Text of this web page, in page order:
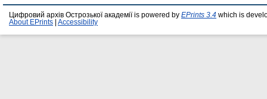
Цифровий архів Острозької академії is powered by EPrints 3.4 which is
About EPrints
Accessibility